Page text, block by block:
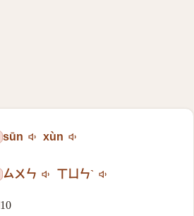
sūn xùn
ㄙㄨㄣ ㄒㄩㄣˋ
10